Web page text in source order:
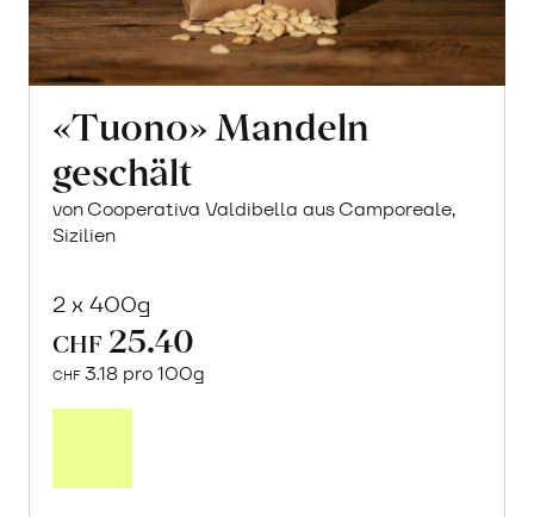
«Tuono» Mandeln
geschält
von Cooperativa Valdibella aus Camporeale,
Sizilien
2 x 400g
CHF 25.40
CHF 3.18 pro 100g